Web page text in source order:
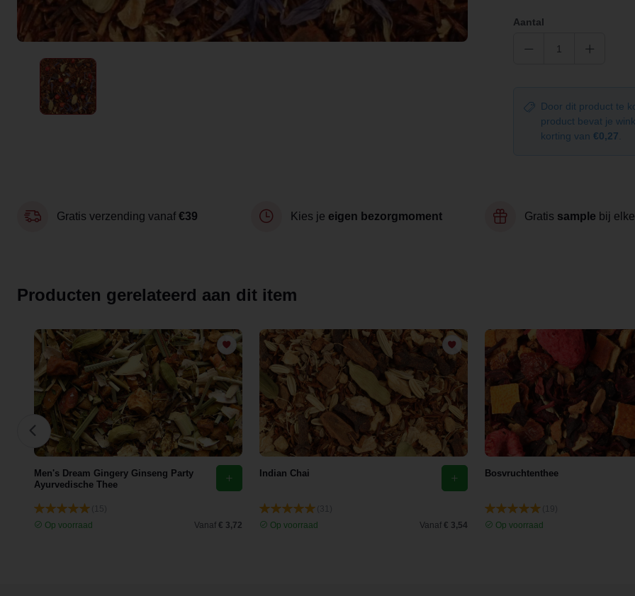
Aantal
Door dit product te
product bevat je
korting van €0,27
Gratis verzending vanaf €39 Kies je eigen bezorgmoment Gratis sample bij
Producten gerelateerd aan dit item
Men's Dream Gingery Ginseng Party
Ayurvedische Thee
Op voorraad
Vanaf € 3,72
Indian Chai
Op voorraad
Vanaf € 3,54
Bosvruchtenthee
Op voorraad